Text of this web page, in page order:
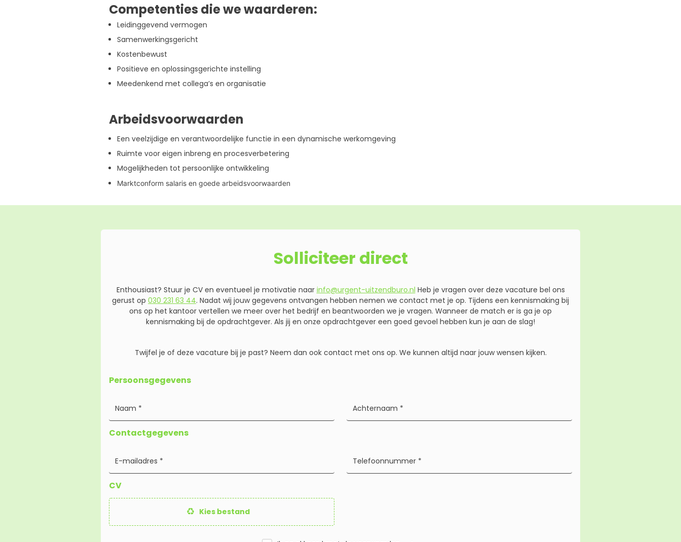
Competenties die we waarderen:
Leidinggevend vermogen
Samenwerkingsgericht
Kostenbewust
Positieve en oplossingsgerichte instelling
Meedenkend met collega’s en organisatie
Arbeidsvoorwaarden
Een veelzijdige en verantwoordelijke functie in een dynamische werkomgeving
Ruimte voor eigen inbreng en procesverbetering
Mogelijkheden tot persoonlijke ontwikkeling
Marktconform salaris en goede arbeidsvoorwaarden
Solliciteer direct
Enthousiast? Stuur je CV en eventueel je motivatie naar info@urgent-uitzendburo.nl Heb je vragen over deze vacature bel ons
gerust op 030 231 63 44. Nadat wij jouw gegevens ontvangen hebben nemen we contact met je op. Tijdens een kennismaking bij
ons op het kantoor vertellen we meer over het bedrijf en beantwoorden we je vragen. Wanneer de match er is ga je op
kennismaking bij de opdrachtgever. Als jij en onze opdrachtgever een goed gevoel hebben kun je aan de slag!
Twijfel je of deze vacature bij je past? Neem dan ook contact met ons op. We kunnen altijd naar jouw wensen kijken.
Persoonsgegevens
Contactgegevens
CV
Kies bestand